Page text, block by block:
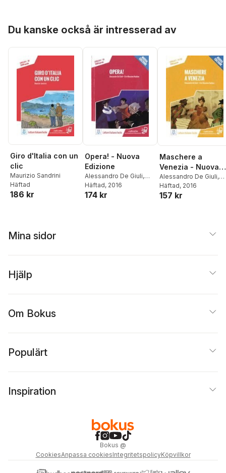
Du kanske också är intresserad av
Giro d'Italia con un
clic
Maurizio Sandrini
Häftad
186 kr
Opera! - Nuova
Edizione
Alessandro De Giuli,
Ciro Massimo Naddeo
Häftad, 2016
174 kr
Maschere a
Venezia - Nuova
Edizione
Alessandro De Giuli,
Ciro Massimo Naddeo
Häftad, 2016
157 kr
Mina sidor
Hjälp
Om Bokus
Populärt
Inspiration
Bokus @
CookiesAnpassa cookiesIntegritetspolicyKöpvillkor